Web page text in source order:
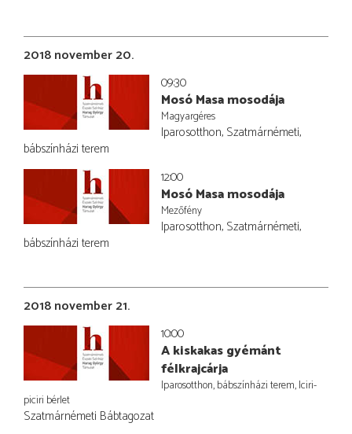
2018 november 20.
09:30
Mosó Masa mosodája
Magyargéres
Iparosotthon, Szatmárnémeti,
bábszínházi terem
12:00
Mosó Masa mosodája
Mezőfény
Iparosotthon, Szatmárnémeti,
bábszínházi terem
2018 november 21.
10:00
A kiskakas gyémánt
félkrajcárja
Iparosotthon, bábszínházi terem, Iciri-
piciri bérlet
Szatmárnémeti Bábtagozat